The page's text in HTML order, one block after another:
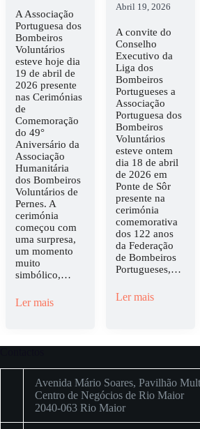
A Associação
Portuguesa dos
Bombeiros
Voluntários
esteve hoje dia
19 de abril de
2026 presente
nas Cerimónias
de
Comemoração
do 49°
Aniversário da
Associação
Humanitária
dos Bombeiros
Voluntários de
Pernes. A
cerimónia
começou com
uma surpresa,
um momento
muito
simbólico,…
Ler mais
Abril 19, 2026
A convite do
Conselho
Executivo da
Liga dos
Bombeiros
Portugueses a
Associação
Portuguesa dos
Bombeiros
Voluntários
esteve ontem
dia 18 de abril
de 2026 em
Ponte de Sôr
presente na
cerimónia
comemorativa
dos 122 anos
da Federação
de Bombeiros
Portugueses,…
Ler mais
Avenida Mário Soares, Pavilhão
Centro de Negócios de Rio Maior
2040-063 Rio Maior